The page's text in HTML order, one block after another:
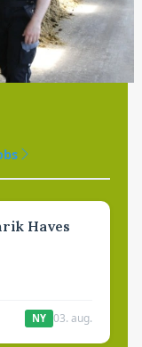
Haves
NY 03. aug.